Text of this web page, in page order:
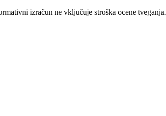
izračun ne vključuje stroška ocene tveganja.